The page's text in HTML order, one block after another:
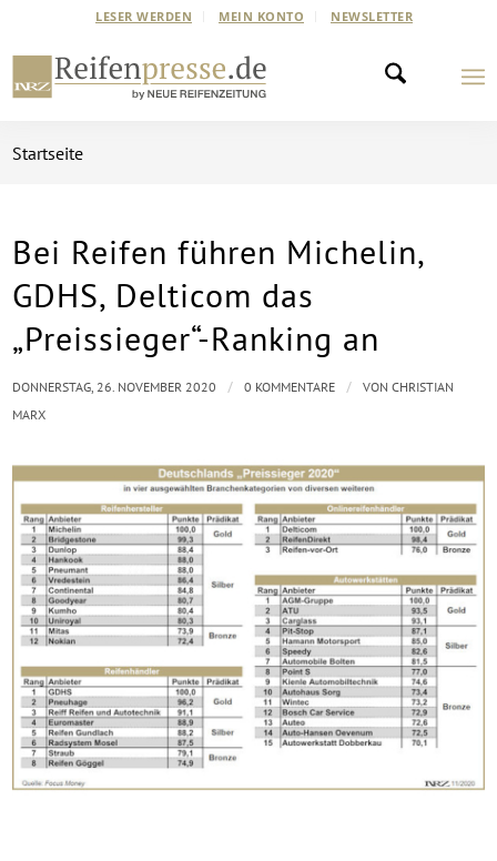
LESER WERDEN MEIN KONTO NEWSLETTER
Startseite
Bei Reifen führen Michelin,
GDHS, Delticom das
„Preissieger“-Ranking an
DONNERSTAG, 26. NOVEMBER 2020 / 0 KOMMENTARE / VONCHRISTIAN
MARX